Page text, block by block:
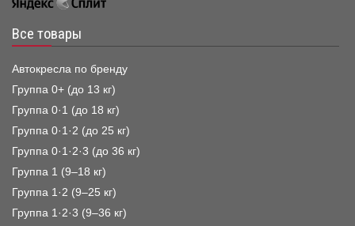
Все товары
Автокресла по бренду
Группа 0+ (до 13 кг)
Группа 0·1 (до 18 кг)
Группа 0·1·2 (до 25 кг)
Группа 0·1·2·3 (до 36 кг)
Группа 1 (9–18 кг)
Группа 1·2 (9–25 кг)
Группа 1·2·3 (9–36 кг)